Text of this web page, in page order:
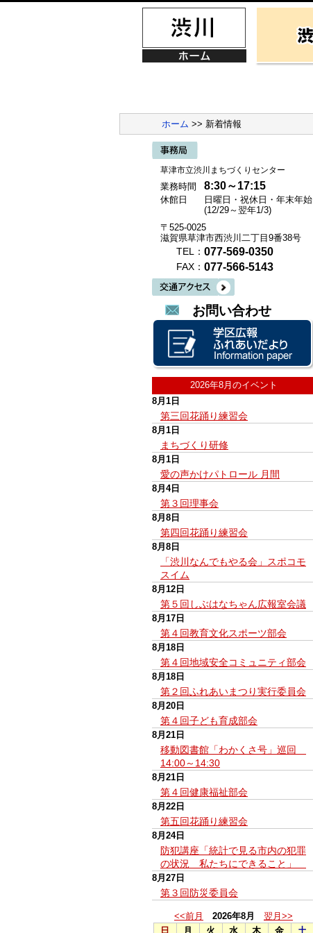
ホーム >> 新着情報
草津市立渋川まちづくりセンター
業務時間 8:30～17:15
休館日
日曜日・祝休日・年末年始
(12/29～翌年1/3)
〒525-0025
滋賀県草津市西渋川二丁目9番38号
TEL： 077-569-0350
FAX： 077-566-5143
お問い合わせ
2026年8月のイベント
8月1日
第三回花踊り練習会
8月1日
まちづくり研修
8月1日
愛の声かけパトロール 月間
8月4日
第３回理事会
8月8日
第四回花踊り練習会
8月8日
「渋川なんでもやる会」スポコモ
スイム
8月12日
第５回しぶはなちゃん広報室会議
8月17日
第４回教育文化スポーツ部会
8月18日
第４回地域安全コミュニティ部会
8月18日
第２回ふれあいまつり実行委員会
8月20日
第４回子ども育成部会
8月21日
移動図書館「わかくさ号」巡回
14:00～14:30
8月21日
第４回健康福祉部会
8月22日
第五回花踊り練習会
8月24日
防犯講座「統計で見る市内の犯罪
の状況 私たちにできること」
8月27日
第３回防災委員会
<<前月 2026年8月
翌月>>
日
月 火 水 木 金 土